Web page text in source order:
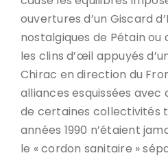
ouvertures d’un Giscard
nostalgiques de Pétain ou
les clins d’œil appuyés
Chirac en direction du
alliances esquissées
de certaines collectivités
années 1990 n’étaient
le « cordon sanitaire »